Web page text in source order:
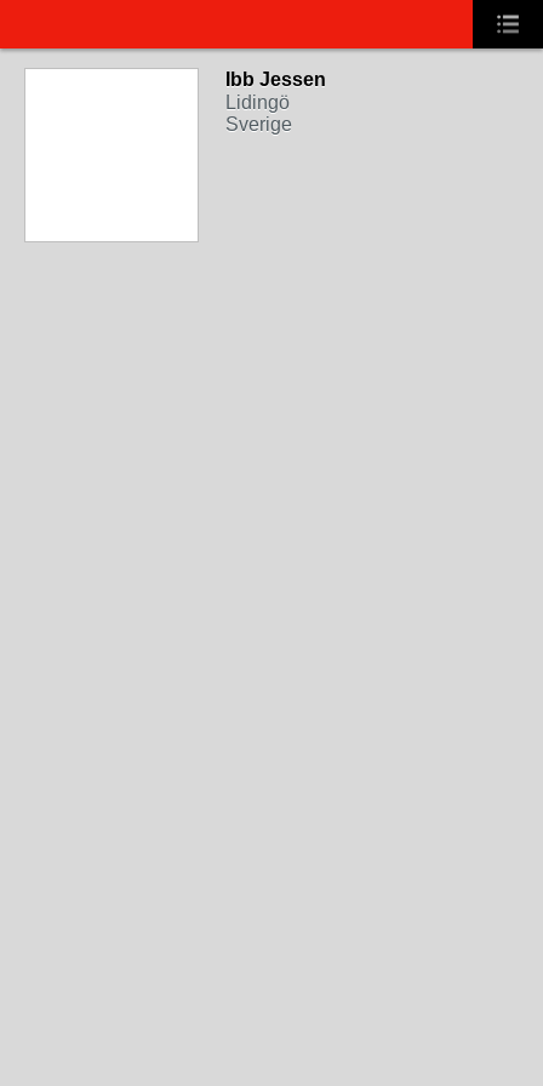
Ibb Jessen
Lidingö
Sverige